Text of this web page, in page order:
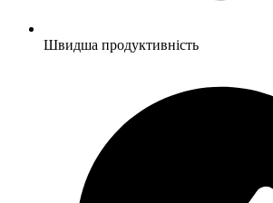
Швидша продуктивність